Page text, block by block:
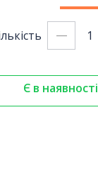
Є в наявності